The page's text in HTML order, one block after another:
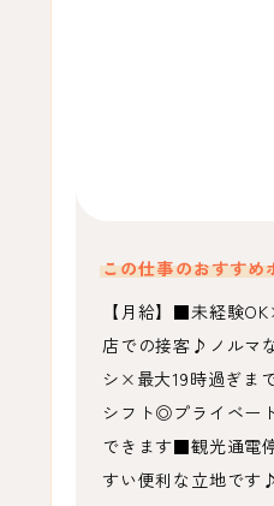
この仕事のおすすめ
【月給】■未経験
店での接客♪ノルマ
シ×最大19時過ぎま
シフト◎プライベー
できます■観光通電
すい便利な立地です♪